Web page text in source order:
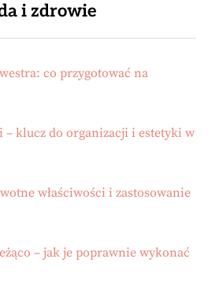
i zdrowie
co przygotować na
klucz do organizacji i estetyki w
właściwości i zastosowanie
– jak je poprawnie wykonać